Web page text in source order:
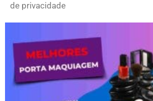
de privacidade